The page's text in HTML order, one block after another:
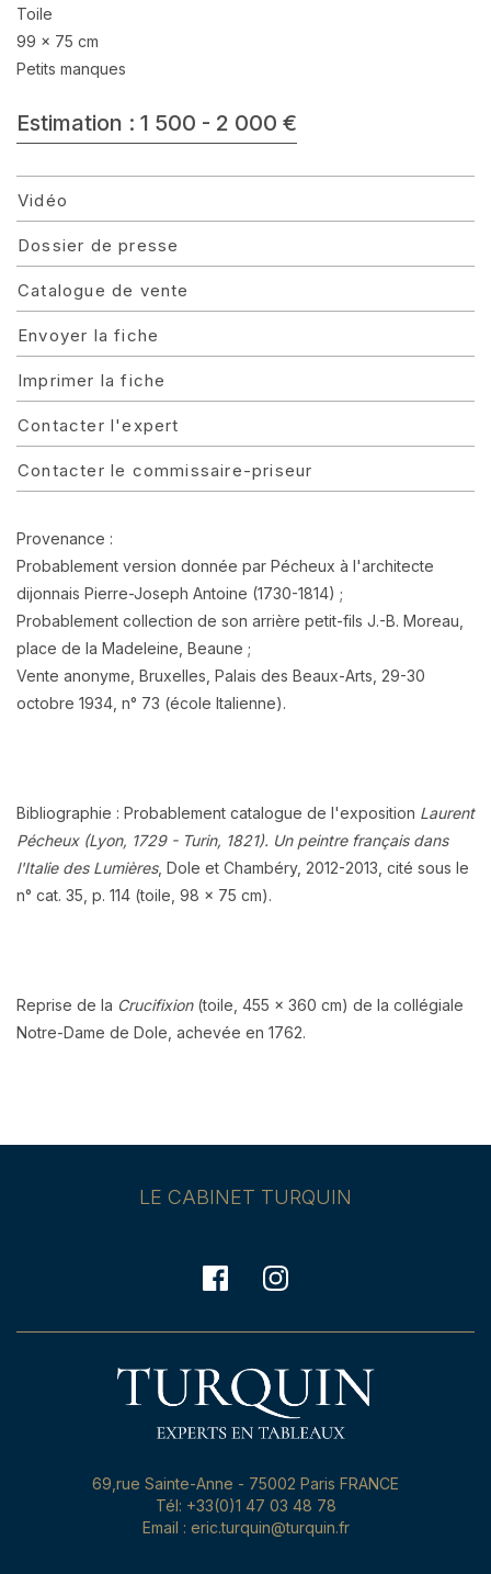
Toile
99 x 75 cm
Petits manques
Estimation : 1 500 - 2 000 €
Vidéo
Dossier de presse
Catalogue de vente
Envoyer la fiche
Imprimer la fiche
Contacter l'expert
Contacter le commissaire-priseur
Provenance :
Probablement version donnée par Pécheux à l'architecte
dijonnais Pierre-Joseph Antoine (1730-1814) ;
Probablement collection de son arrière petit-fils J.-B. Moreau,
place de la Madeleine, Beaune ;
Vente anonyme, Bruxelles, Palais des Beaux-Arts, 29-30
octobre 1934, n° 73 (école Italienne).
Bibliographie : Probablement catalogue de l'exposition Laurent
Pécheux (Lyon, 1729 - Turin, 1821). Un peintre français dans
l'Italie des Lumières, Dole et Chambéry, 2012-2013, cité sous le
n° cat. 35, p. 114 (toile, 98 x 75 cm).
Reprise de la Crucifixion(toile, 455 x 360 cm) de la collégiale
Notre-Dame de Dole, achevée en 1762.
LE CABINET TURQUIN
69,rue Sainte-Anne - 75002 Paris FRANCE
Tél: +33(0)1 47 03 48 78
Email : eric.turquin@turquin.fr